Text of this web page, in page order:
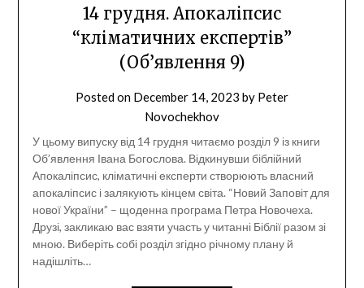
14 грудня. Апокаліпсис
“кліматичних експертів”
(Об’явлення 9)
Posted on December 14, 2023 by Peter
Novochekhov
У цьому випуску від 14 грудня читаємо розділ 9 із книги
Об’явлення Івана Богослова. Відкинувши біблійний
Апокаліпсис, кліматичні експерти створюють власний
апокаліпсис і залякують кінцем світа. “Новий Заповіт для
нової України” – щоденна програма Петра Новочеха.
Друзі, закликаю вас взяти участь у читанні Біблії разом зі
мною. Виберіть собі розділ згідно річному плану й
надішліть…